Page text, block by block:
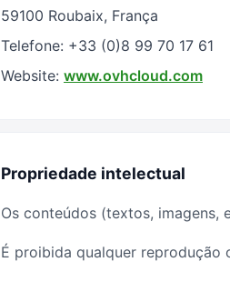
59100 Roubaix, França
Telefone: +33 (0)8 99 70 17 61
Website: www.ovhcloud.com
Propriedade intelectual
Os conteúdos (textos, imagens,
É proibida qualquer reprodução